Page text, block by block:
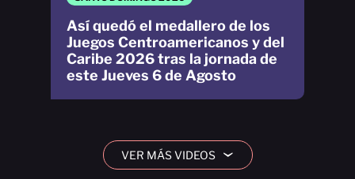
Así quedó el medallero de los
Juegos Centroamericanos y del
Caribe 2026 tras la jornada de
este Jueves 6 de Agosto
VER MÁS VIDEOS ›